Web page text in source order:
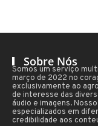
Sobre Nós
Somos um serviço
março de 2022 no
exclusivamente ao
de interesse das
áudio e imagens.
especializados em
credibilidade aos